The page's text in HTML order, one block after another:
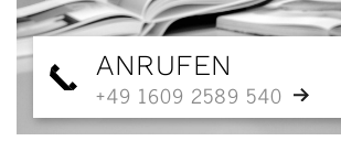
ANRUFEN
+49 1609 2589 540